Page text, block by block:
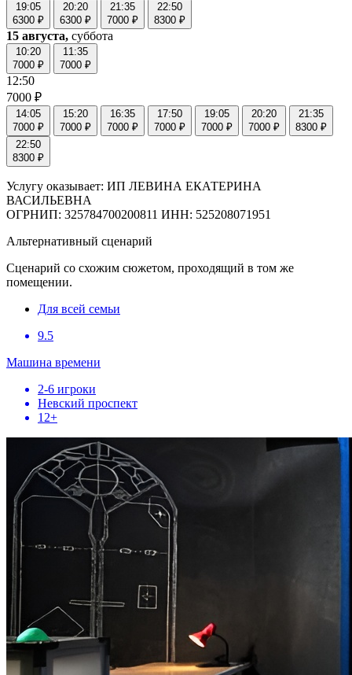
19:05
6300 ₽
20:20
6300 ₽
21:35
7000 ₽
22:50
8300 ₽
15 августа, суббота
10:20
7000 ₽
11:35
7000 ₽
12:50
7000 ₽
14:05
7000 ₽
15:20
7000 ₽
16:35
7000 ₽
17:50
7000 ₽
19:05
7000 ₽
20:20
7000 ₽
21:35
8300 ₽
22:50
8300 ₽
Услугу оказывает: ИП ЛЕВИНА ЕКАТЕРИНА
ВАСИЛЬЕВНА
ОГРНИП: 325784700200811 ИНН: 525208071951
Альтернативный сценарий
Сценарий со схожим сюжетом, проходящий в том же
помещении.
Для всей семьи
9.5
Машина времени
2-6 игроки
Невский проспект
12+